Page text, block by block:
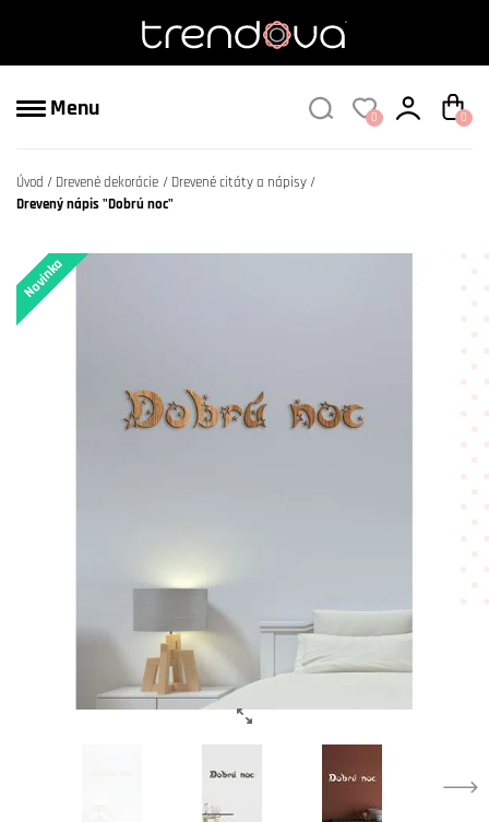
Menu 0 0
Úvod Drevené dekorácie
Drevené citáty a nápisy
Drevený nápis "Dobrú noc"
Novinka